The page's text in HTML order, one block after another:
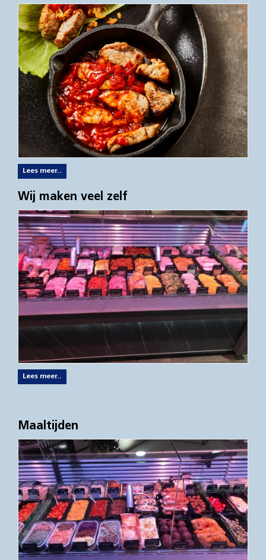
Lees meer..
Wij maken veel zelf
Lees meer..
Maaltijden